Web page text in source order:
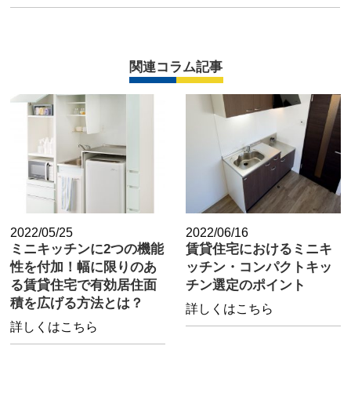
関連コラム記事
2022/05/25
ミニキッチンに2つの機能
性を付加！幅に限りのあ
る賃貸住宅で有効居住面
積を広げる方法とは？
詳しくはこちら
2022/06/16
賃貸住宅におけるミニキ
ッチン・コンパクトキッ
チン選定のポイント
詳しくはこちら